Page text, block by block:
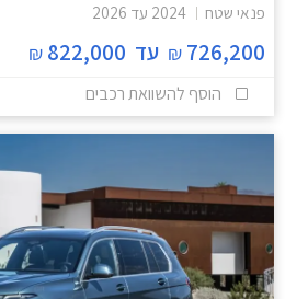
פנאי שטח 2024 עד 2026
726,200
₪ עד 822,000
₪
הוסף להשוואת רכבים